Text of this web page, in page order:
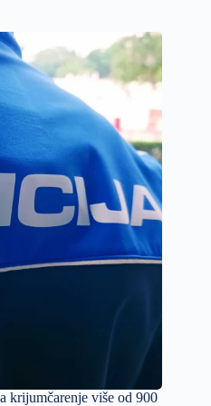
krijumčarenje više od 900